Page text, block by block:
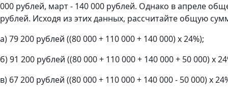
000 рублей, март - 140 000 рублей. Однако в апреле
рублей. Исходя из этих данных, рассчитайте общую
а) 79 200 рублей ((80 000 + 110 000 + 140 000) х 24%);
б) 91 200 рублей ((80 000 + 110 000 + 140 000 + 50 000) х
в) 67 200 рублей ((80 000 + 110 000 + 140 000 - 50 000) х